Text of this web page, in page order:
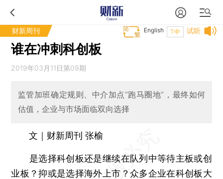
财新周刊 试听
T中
English
谁在冲刺科创板
2019年03月11日第09期
监管加班确定规则、中介加点“跑马圈地”，最终如何
估值，企业与市场面临双向选择
文｜财新周刊 张榆
是选择科创板还是继续在队列中等待主板或创
业板？抑或是选择海外上市？众多企业在科创板大